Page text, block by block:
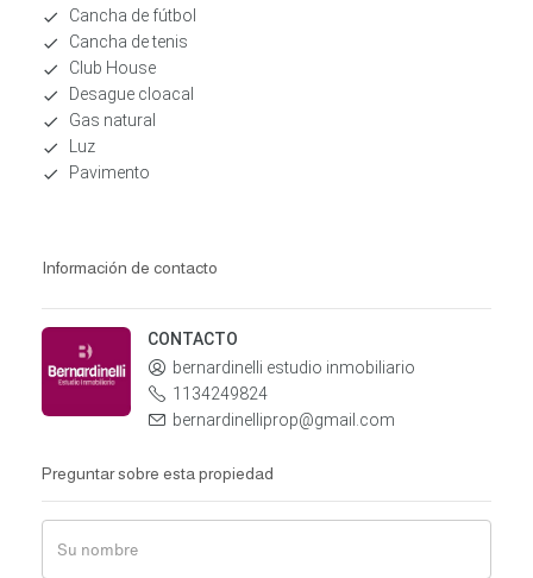
Cancha de fútbol
Cancha de tenis
Club House
Desague cloacal
Gas natural
Luz
Pavimento
Información de contacto
CONTACTO
bernardinelli estudio inmobiliario
1134249824
bernardinelliprop@gmail.com
Preguntar sobre esta propiedad